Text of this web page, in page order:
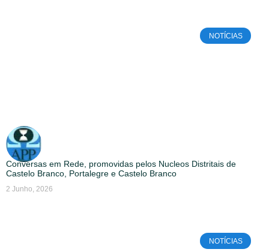
NOTÍCIAS
Conversas em Rede, promovidas pelos Nucleos Distritais de
Castelo Branco, Portalegre e Castelo Branco
2 Junho, 2026
NOTÍCIAS